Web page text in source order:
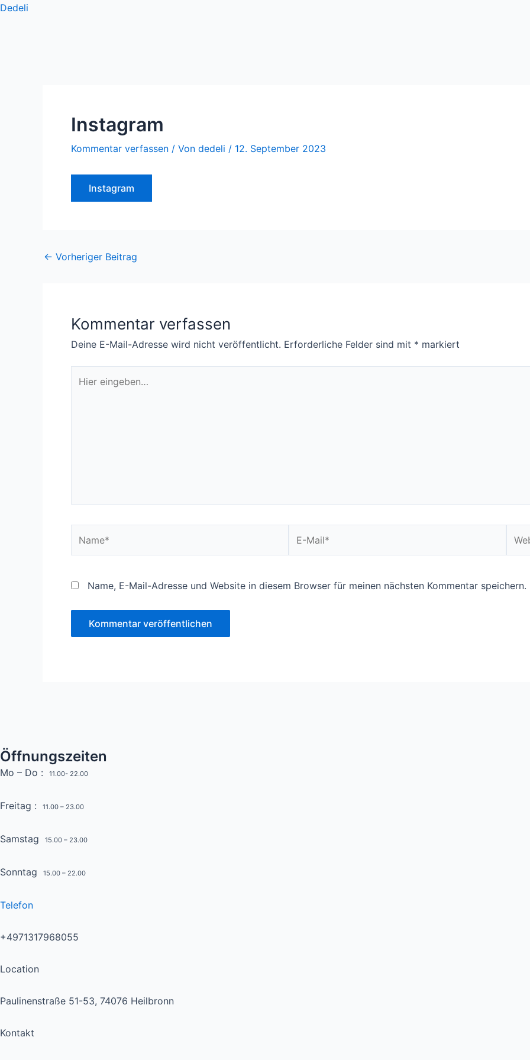
Zum
Dedeli
Instagram
Kommentar verfassen / Von dedeli / 12. September 2023
Instagram
← Vorheriger Beitrag
Kommentar verfassen
Deine E-Mail-Adresse wird nicht veröffentlicht. Erforderliche Felder sind mit * markiert
eingeben…
Mail*
Name, E-Mail-Adresse und Website in diesem Browser für meinen nächsten Kommentar speichern.
Öffnungszeiten
Mo – Do : 11.00- 22.00
Freitag : 11.00 – 23.00
Samstag 15.00 – 23.00
Sonntag 15.00 – 22.00
Telefon
+4971317968055
Location
Paulinenstraße 51-53, 74076 Heilbronn
Kontakt